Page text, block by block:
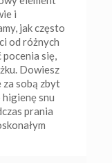
i
jak często
od różnych
się,
Dowiesz
za sobą zbyt
higienę snu
prania